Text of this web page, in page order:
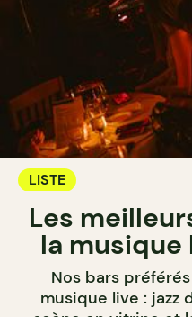
LISTE
Les
la musique
Nos bars
musique live : jazz